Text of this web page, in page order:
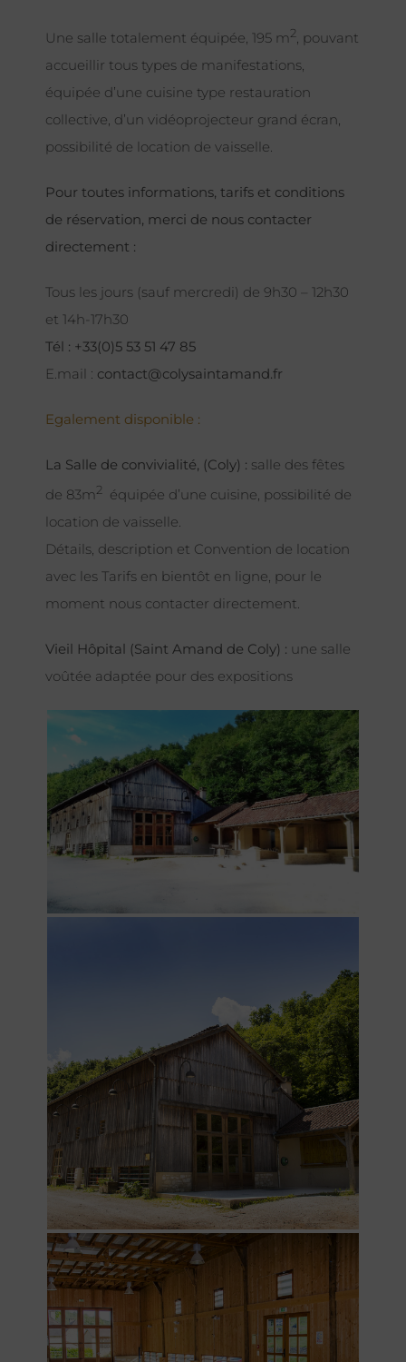
Une salle totalement équipée, 195 m2, pouvant
accueillir tous types de manifestations,
équipée d’une cuisine type restauration
collective, d’un vidéoprojecteur grand écran,
possibilité de location de vaisselle.
Pour toutes informations, tarifs et conditions
de réservation, merci de nous contacter
directement :
Tous les jours (sauf mercredi) de 9h30 – 12h30
et 14h-17h30
Tél : +33(0)5 53 51 47 85
E.mail : contact@colysaintamand.fr
Egalement disponible :
La Salle de convivialité, (Coly) : salle des fêtes
de 83m2 équipée d’une cuisine, possibilité de
location de vaisselle.
Détails, description et Convention de location
avec les Tarifs en bientôt en ligne, pour le
moment nous contacter directement.
Vieil Hôpital (Saint Amand de Coly) : une salle
voûtée adaptée pour des expositions